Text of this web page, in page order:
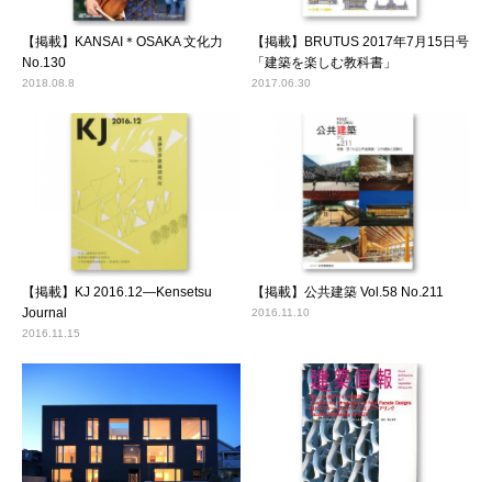
【掲載】KANSAI＊OSAKA 文化力
No.130
2018.08.8
【掲載】BRUTUS 2017年7月15日号
「建築を楽しむ教科書」
2017.06.30
【掲載】KJ 2016.12―Kensetsu
Journal
2016.11.15
【掲載】公共建築 Vol.58 No.211
2016.11.10